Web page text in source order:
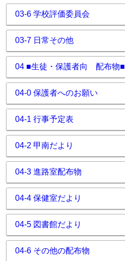
03-6 学校評価委員会
03-7 日常その他
04 ■生徒・保護者向 配布物■
04-0 保護者へのお願い
04-1 行事予定表
04-2 甲南だより
04-3 進路室配布物
04-4 保健室だより
04-5 図書館だより
04-6 その他の配布物